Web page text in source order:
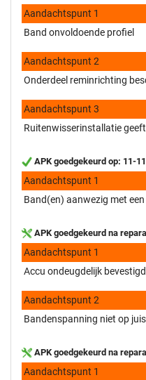
Aandachtspunt 1
Band onvoldoende profiel
Aandachtspunt 2
Onderdeel reminrichting
Aandachtspunt 3
Ruitenwisserinstallatie
APK goedgekeurd op: 11-
Aandachtspunt 1
Band(en) aanwezig met
APK goedgekeurd na
Aandachtspunt 1
Accu ondeugdelijk bevestigd
Aandachtspunt 2
Bandenspanning niet op
APK goedgekeurd na
Aandachtspunt 1